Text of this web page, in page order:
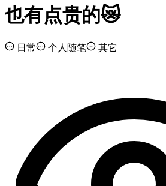
也有点贵的😿
日常 个人随笔 其它